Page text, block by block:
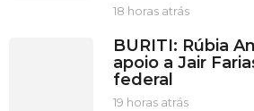
18 horas atrás1
h
o
BURITI: Rúbia
apoio a Jair
federal
19 horas atrás1